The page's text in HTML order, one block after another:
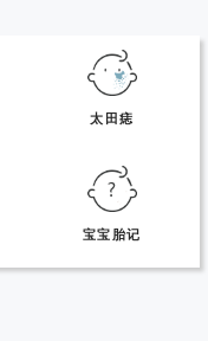
太田痣
宝宝胎记